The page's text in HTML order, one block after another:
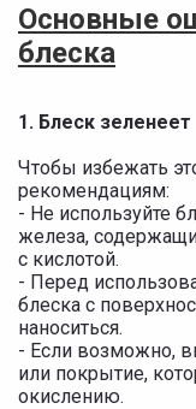
Основные
блеска
1. Блеск зеленеет
Чтобы избежать
рекомендациям:
- Не используйте
железа,
с кислотой.
- Перед
блеска с
наноситься.
- Если возможно,
или покрытие,
окислению.